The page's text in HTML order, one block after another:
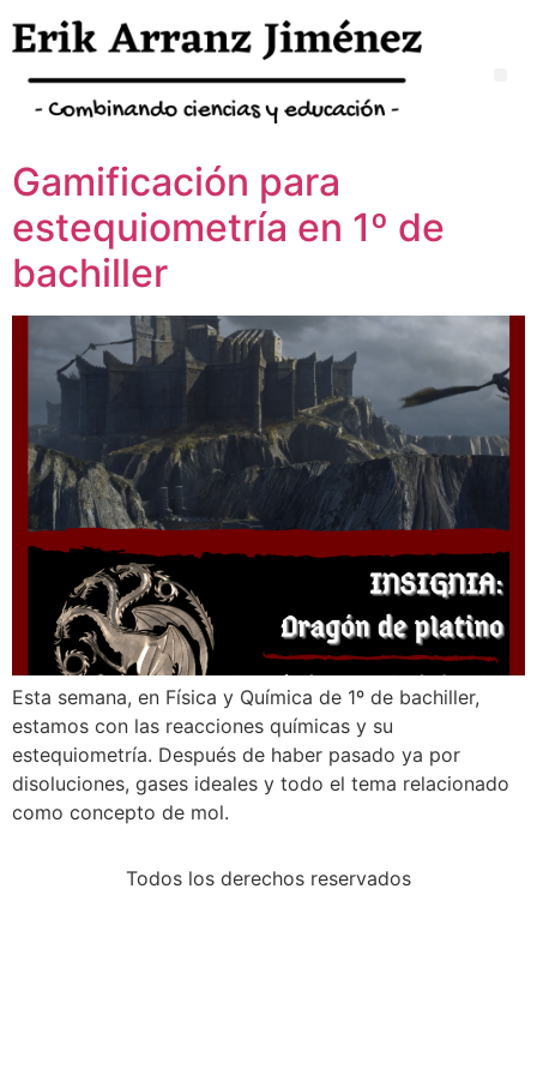
Gamificación para
estequiometría en 1º de
bachiller
Esta semana, en Física y Química de 1º de bachiller,
estamos con las reacciones químicas y su
estequiometría. Después de haber pasado ya por
disoluciones, gases ideales y todo el tema relacionado
como concepto de mol.
Todos los derechos reservados